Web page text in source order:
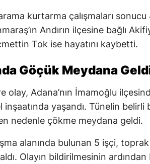
kurtarma çalışmaları sonucu
Andırın ilçesine bağlı
Tok ise hayatını kaybetti.
Göçük Meydana
olay, Adana’nın İmamoğlu
yaşandı. Tünelin belirli
nedenle çökme meydana geldi.
alanında bulunan 5 işçi,
Olayın bildirilmesinin